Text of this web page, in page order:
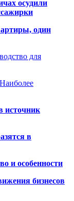
осудили
один
для
источник
в
и особенности
бизнесов